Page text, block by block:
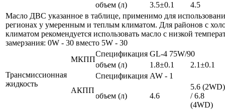
объем (л)
3.5±0.1
4.5
Масло ДВС указанное в таблице, применимо для
регионах у умеренным и теплым климатом. Для районов с
климатом рекомендуется использовать масло с низкой
замерзания: 0W - 30 вместо 5W - 30
Трансмиссионная
жидкость
МКПП
Спецификация GL-4 75W/90
объем (л)
1.8±0.1 2.1±0.1
АКПП
Спецификация AW - 1
объем (л) 4.6
5.6 (2WD)
/ 6.8
(4WD)